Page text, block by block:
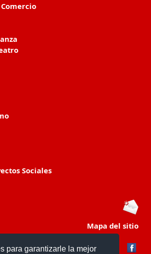
para garantizarle la mejor
Sociales
Mapa del sitio